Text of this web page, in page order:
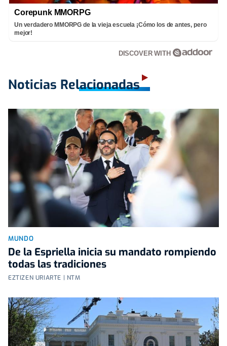
Corepunk MMORPG
Un verdadero MMORPG de la vieja escuela ¡Cómo los de antes, pero
mejor!
DISCOVER WITH
Noticias Relacionadas
MUNDO
De la Espriella inicia su mandato rompiendo
todas las tradiciones
EZTIZEN URIARTE | NTM